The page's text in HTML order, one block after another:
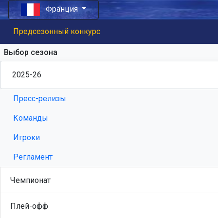
Франция
Предсезонный конкурс
Выбор сезона
Пресс-релизы
Команды
Игроки
Регламент
Чемпионат
Плей-офф